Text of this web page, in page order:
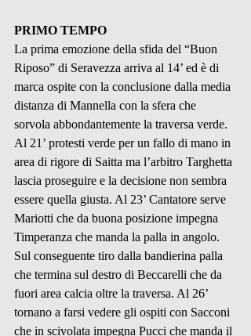
PRIMO TEMPO
La prima emozione della sfida del “Buon
Riposo” di Seravezza arriva al 14’ ed è di
marca ospite con la conclusione dalla media
distanza di Mannella con la sfera che
sorvola abbondantemente la traversa verde.
Al 21’ protesti verde per un fallo di mano in
area di rigore di Saitta ma l’arbitro Targhetta
lascia proseguire e la decisione non sembra
essere quella giusta. Al 23’ Cantatore serve
Mariotti che da buona posizione impegna
Timperanza che manda la palla in angolo.
Sul conseguente tiro dalla bandierina palla
che termina sul destro di Beccarelli che da
fuori area calcia oltre la traversa. Al 26’
tornano a farsi vedere gli ospiti con Sacconi
che in scivolata impegna Pucci che manda il